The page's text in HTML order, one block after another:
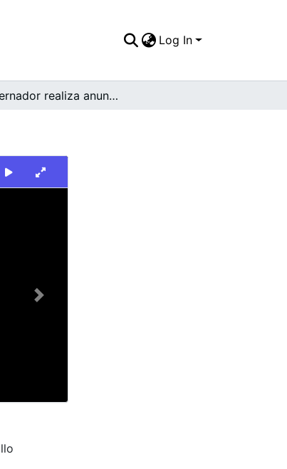
Log In
Gobernador realiza anunció planes de desarrollo
Next